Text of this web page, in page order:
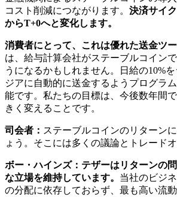
コスト削減につながります。 決済サイ
からT+0へと変化します。
消費者にとって、これは優れた送金ツー
は、給与計算会社がステーブルコイン
うになるかもしれません。日給の10%
ジアに自動的に送金するようプログラ
能です。私たちの目標は、今後数年間
きく変えることです。
司会者： ステーブルコインのリターン
ょう。そこには多くの議論とトレード
ボー・ハインズ：テザーはリターンの
な立場を維持しています。 当社のビジ
の分配に依存しておらず、最も高い流